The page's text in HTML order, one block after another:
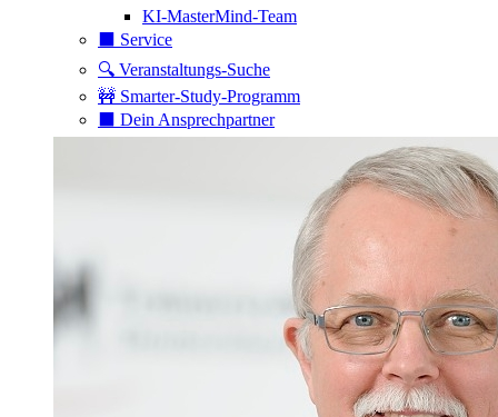
KI-MasterMind-Team
⬛️ Service
🔍 Veranstaltungs-Suche
🚧 Smarter-Study-Programm
⬛️ Dein Ansprechpartner